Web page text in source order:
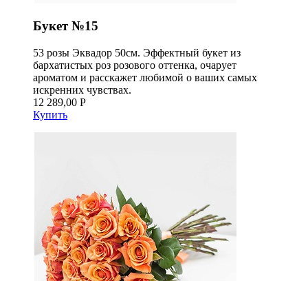
Букет №15
53 розы Эквадор 50см. Эффектный букет из
бархатистых роз розового оттенка, очарует
ароматом и расскажет любимой о ваших самых
искренних чувствах.
12 289,00 Р
Купить